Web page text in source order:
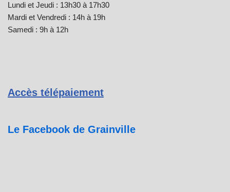
Lundi et Jeudi : 13h30 à 17h30
Mardi et Vendredi : 14h à 19h
Samedi : 9h à 12h
Accès télépaiement
Le Facebook de Grainville